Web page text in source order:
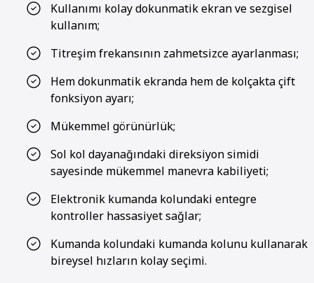
Kullanımı kolay dokunmatik ekran ve sezgisel
kullanım;
Titreşim frekansının zahmetsizce ayarlanması;
Hem dokunmatik ekranda hem de kolçakta çift
fonksiyon ayarı;
Mükemmel görünürlük;
Sol kol dayanağındaki direksiyon simidi
sayesinde mükemmel manevra kabiliyeti;
Elektronik kumanda kolundaki entegre
kontroller hassasiyet sağlar;
Kumanda kolundaki kumanda kolunu kullanarak
bireysel hızların kolay seçimi.